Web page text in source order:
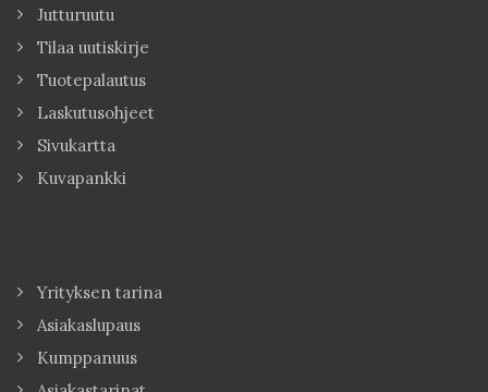
Jutturuutu
Tilaa uutiskirje
Tuotepalautus
Laskutusohjeet
Sivukartta
Kuvapankki
Yrityksen tarina
Asiakaslupaus
Kumppanuus